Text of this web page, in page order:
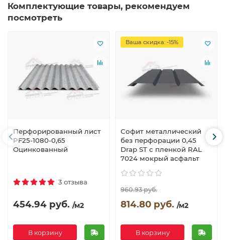
Комплектующие товары, рекомендуем
посмотреть
Перфорированный лист
PF25-1080-0,65
Оцинкованный
3 отзыва
454.94 руб. /м2
В корзину
Ваша скидка: -15%
Софит металлический
без перфорации 0,45
Drap ST с пленкой RAL
7024 мокрый асфальт
960.93 руб.
814.80 руб. /м2
В корзину